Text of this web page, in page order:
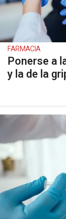
FARMACIA
Ponerse a
y la de la